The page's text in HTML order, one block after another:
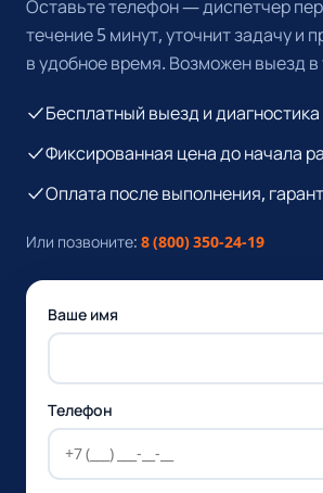
Оставьте телефон — диспетчер
течение 5 минут, уточнит задачу и
в удобное время. Возможен выезд в
Бесплатный выезд и
Фиксированная цена до начала
Оплата после выполнения,
Или позвоните: 8 (800) 350-24-19
Ваше имя
Телефон